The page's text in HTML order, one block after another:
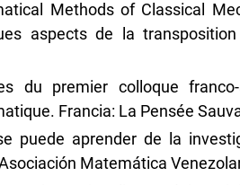
Methods of Classical
aspects de la
du premier colloque
Francia: La Pensée
puede aprender de la
Matemática